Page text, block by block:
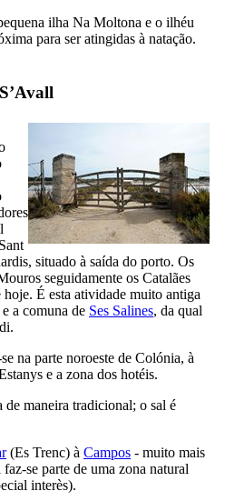
ilha Na Moltona e o ilhéu
para ser atingidas à natação.
S’Avall
, situado à saída do porto. Os
seguidamente os Catalães
É esta atividade muito antiga
a comuna de Ses Salines, da qual
.
na parte noroeste de Colónia, à
e a zona dos hotéis.
maneira tradicional; o sal é
(Es Trenc) à Campos - muito mais
faz-se parte de uma zona natural
interès).